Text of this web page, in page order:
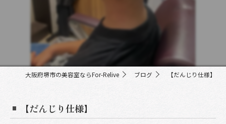
大阪府堺市の美容室ならFor-Relive ブログ 【だんじり仕様】
【だんじり仕様】